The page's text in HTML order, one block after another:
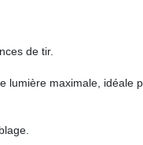
de tir.
maximale, idéale